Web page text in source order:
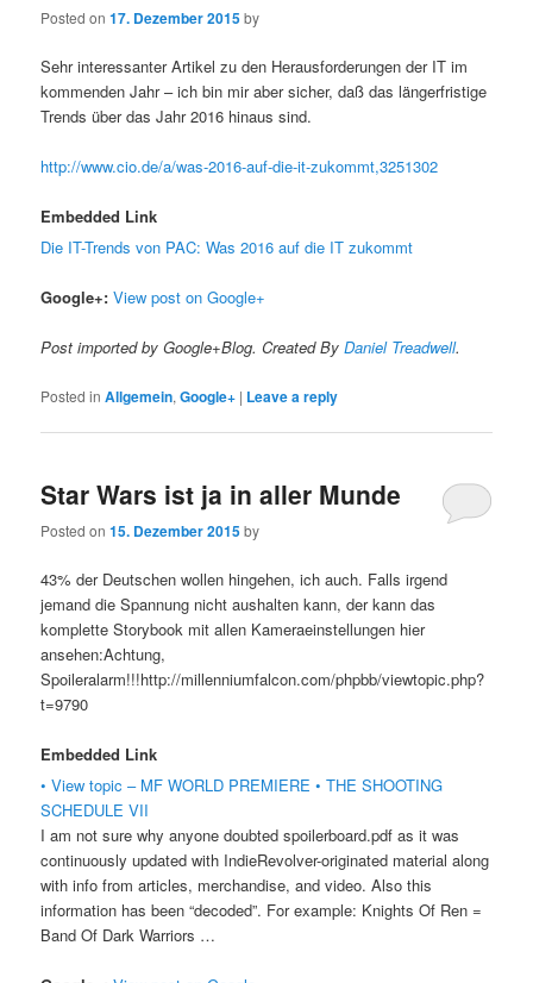
Posted on17. Dezember 2015by
Sehr interessanter Artikel zu den Herausforderungen der IT im
kommenden Jahr – ich bin mir aber sicher, daß das längerfristige
Trends über das Jahr 2016 hinaus sind.
http://www.cio.de/a/was-2016-auf-die-it-zukommt,3251302
Embedded Link
Die IT-Trends von PAC: Was 2016 auf die IT zukommt
Google+: View post on Google+
Post imported by Google+Blog. Created ByDaniel Treadwell.
Posted in Allgemein,Google+ | Leave a reply
Star Wars ist ja in aller Munde
Posted on15. Dezember 2015by
43% der Deutschen wollen hingehen, ich auch. Falls irgend
jemand die Spannung nicht aushalten kann, der kann das
komplette Storybook mit allen Kameraeinstellungen hier
ansehen:Achtung,
Spoileralarm!!!http://millenniumfalcon.com/phpbb/viewtopic.php?
t=9790
Embedded Link
• View topic – MF WORLD PREMIERE • THE SHOOTING
SCHEDULE VII
I am not sure why anyone doubted spoilerboard.pdf as it was
continuously updated with IndieRevolver-originated material along
with info from articles, merchandise, and video. Also this
information has been “decoded”. For example: Knights Of Ren =
Band Of Dark Warriors …